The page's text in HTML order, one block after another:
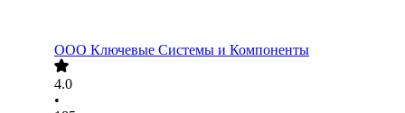
ООО Ключевые Системы и Компоненты
4.0
•